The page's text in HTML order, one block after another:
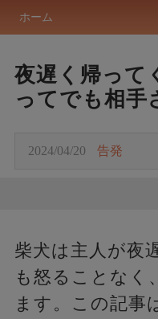
ホーム
夜遅く帰って
ってでも相手
2024/04/20 告発
柴犬は主人が夜
も怒ることなく
ます。この記事